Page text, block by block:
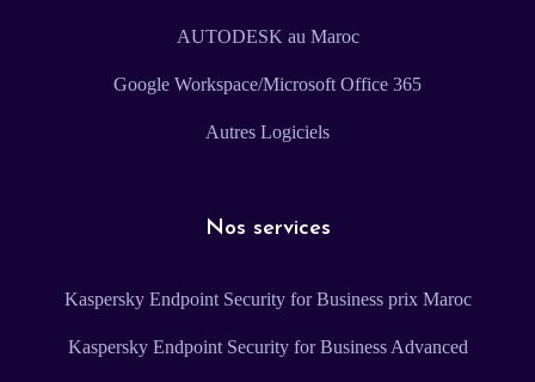
AUTODESK au Maroc
Google Workspace/Microsoft Office 365
Autres Logiciels
Nos services
Kaspersky Endpoint Security for Business prix Maroc
Kaspersky Endpoint Security for Business Advanced